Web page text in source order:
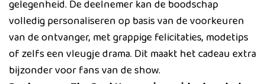
gelegenheid. De deelnemer kan de boodschap
volledig personaliseren op basis van de voorkeuren
van de ontvanger, met grappige felicitaties, modetips
of zelfs een vleugje drama. Dit maakt het cadeau extra
bijzonder voor fans van de show.